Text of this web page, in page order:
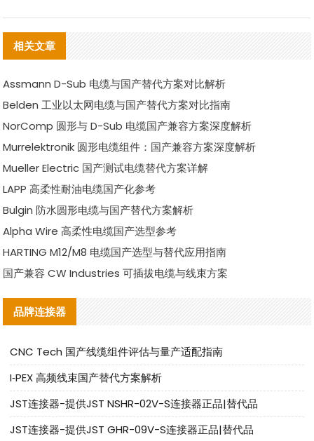
相关文章
Assmann D-Sub 电缆与国产替代方案对比解析
Belden 工业以太网电缆与国产替代方案对比指南
NorComp 圆形与 D-Sub 电缆国产兼容方案深度解析
Murrelektronik 圆形电缆组件：国产兼容方案深度解析
Mueller Electric 国产测试电缆替代方案详解
LAPP 高柔性耐油电缆国产化参考
Bulgin 防水圆形电缆与国产替代方案解析
Alpha Wire 高柔性电缆国产选型参考
HARTING M12/M8 电缆国产选型与替代应用指南
国产兼容 CW Industries 可插拔电缆与线束方案
品牌连接器
CNC Tech 国产线缆组件评估与量产适配指南
I‑PEX 高频线束国产替代方案解析
JST连接器-提供JST NSHR-02V-S连接器正品|替代品
JST连接器-提供JST GHR-09V-S连接器正品|替代品